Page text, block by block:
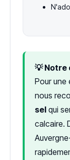
💡 Notre
Pour une
nous
sel qui
calcaire.